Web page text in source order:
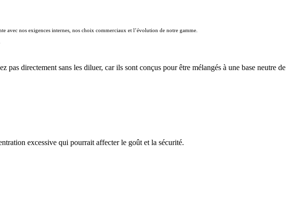
avec nos exigences internes, nos choix commerciaux et l’évolution de notre gamme.
directement sans les diluer, car ils sont conçus pour être mélangés à une base neutre de
excessive qui pourrait affecter le goût et la sécurité.